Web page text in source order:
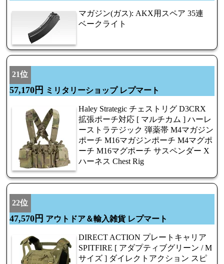
マガジン(ガス): AKX用スペア 35連
ベークライト
21位
57,170円 ミリタリーショップ レプマート
Haley Strategic チェストリグ D3CRX
拡張ポーチ対応 [ マルチカム ] ハーレ
ーストラテジック 弾薬帯 M4マガジン
ポーチ M16マガジンポーチ M4マグポ
ーチ M16マグポーチ サスペンダー X
ハーネス Chest Rig
22位
47,570円 アウトドア＆輸入雑貨 レプマート
DIRECT ACTION プレートキャリア
SPITFIRE [ アダプティブグリーン / M
サイズ ] ダイレクトアクション スピ